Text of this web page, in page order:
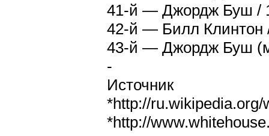
41-й — Джордж Буш /
42-й — Билл Клинтон
43-й — Джордж Буш
-
Источник
*http://
*http://